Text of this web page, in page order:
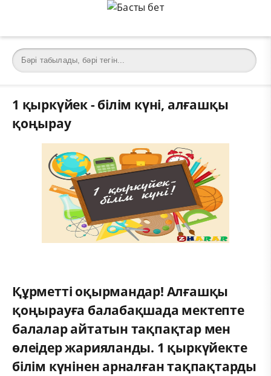
1 қыркүйек - білім күні, алғашқы
қоңырау
Құрметті оқырмандар! Алғашқы
қоңырауға балабақшада мектепте
балалар айтатын тақпақтар мен
өлеідер жарияланды. 1 қыркүйекте
білім күнінен арналған тақпақтарды